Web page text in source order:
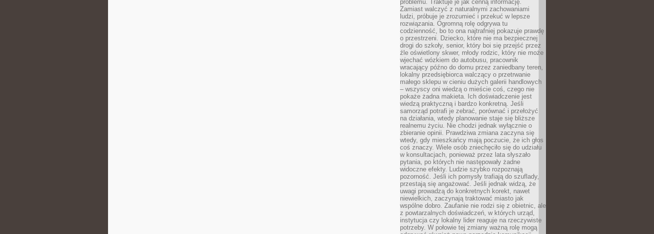
problemu. Traktuje je jak cenną informację.
Zamiast walczyć z naturalnymi zachowaniami
ludzi, próbuje je zrozumieć i przekuć w lepsze
rozwiązania. Ogromną rolę odgrywa tu
codzienność, bo to ona najtrafniej pokazuje prawdę
o przestrzeni. Dziecko, które nie ma bezpiecznej
drogi do szkoły, senior, który boi się przejść przez
źle oświetlony skwer, młody rodzic, który nie może
wjechać wózkiem do autobusu, pracownik
wracający późno do domu przez zaniedbany teren,
lokalny przedsiębiorca walczący o przetrwanie
małego sklepu w cieniu dużych galerii handlowych
– wszyscy oni wiedzą o mieście coś, czego nie
pokaże żadna makieta. Ich doświadczenie jest
wiedzą praktyczną i bardzo konkretną. Jeśli
samorząd potrafi je zebrać, porównać i przełożyć
na działania, wtedy planowanie staje się bliższe
realnemu życiu. Nie chodzi jednak wyłącznie o
zbieranie opinii. Prawdziwa zmiana zaczyna się
wtedy, gdy mieszkańcy mają poczucie, że ich głos
coś znaczy. Wiele osób zniechęciło się do udziału
w konsultacjach, ponieważ przez lata słyszało
pytania, po których nie następowały żadne
widoczne efekty. Ludzie szybko rozpoznają
pozorność. Jeśli ich pomysły trafiają do szuflady,
przestają się angażować. Jeśli jednak widzą, że
uwagi prowadzą do konkretnych korekt, nawet
niewielkich, zaczynają traktować miasto jak
wspólne dobro. Zaufanie nie rodzi się z obietnic, ale
z powtarzalnych doświadczeń, w których urząd,
instytucja czy lokalny lider reaguje na rzeczywiste
potrzeby. W połowie tej zmiany ważną rolę mogą